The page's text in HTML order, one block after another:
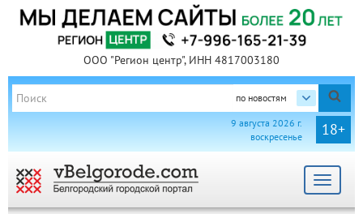
ООО "Регион центр", ИНН 4817003180
по новостям
18+
9 августа 2026 г.
воскресенье
Toggle